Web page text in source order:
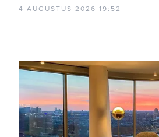
4 AUGUSTUS 2026 19:52